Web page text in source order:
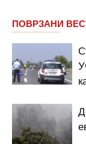
ПОВРЗАНИ